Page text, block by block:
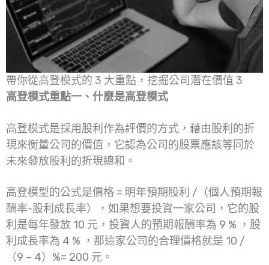
帶你從高登模式的 3 大重點，挖掘公司潛在價值 3
高登模式重點一、什麼是高登模式
高登模式是採用股利作為評價的方式，藉由股利的折
現來衡量公司的價值，它認為公司的股票應該等同於
未來發放股利的折現總和。
高登模型的公式是價格 = 明年預期股利 /（個人預期報
酬率-股利成長率），如果想要投資一家公司，它的股
利是每年發放 10 元，投資人的預期報酬率為 9 % ，股
利成長率為 4 % ，那這家公司的合理價格就是 10 /
（9 – 4）%= 200 元。